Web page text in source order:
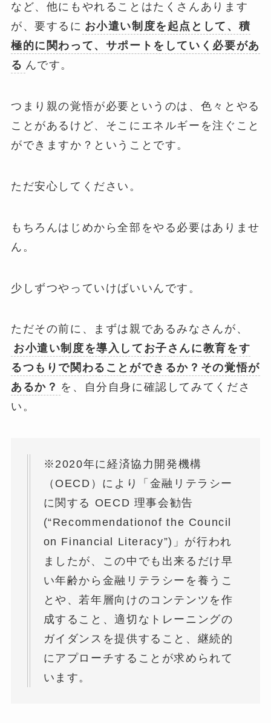
など、他にもやれることはたくさんあります
が、要するに お小遣い制度を起点として、積
極的に関わって、サポートをしていく必要があ
る んです。
つまり親の覚悟が必要というのは、色々とやる
ことがあるけど、そこにエネルギーを注ぐこと
ができますか？ということです。
ただ安心してください。
もちろんはじめから全部をやる必要はありませ
ん。
少しずつやっていけばいいんです。
ただその前に、まずは親であるみなさんが、
お小遣い制度を導入してお子さんに教育をす
るつもりで関わることができるか？その覚悟が
あるか？ を、自分自身に確認してみてくださ
い。
※2020年に経済協力開発機構
（OECD）により「金融リテラシー
に関する OECD 理事会勧告
(“Recommendationof the Council
on Financial Literacy”)」が行われ
ましたが、この中でも出来るだけ早
い年齢から金融リテラシーを養うこ
とや、若年層向けのコンテンツを作
成すること、適切なトレーニングの
ガイダンスを提供すること、継続的
にアプローチすることが求められて
います。